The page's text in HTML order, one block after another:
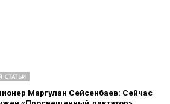
СТАТЬИ
Маргулан Сейсенбаев: Сейчас